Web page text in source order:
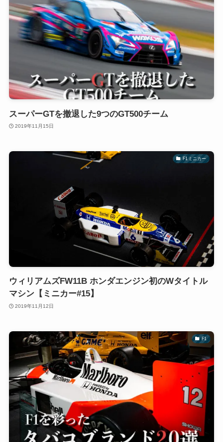
スーパーGTを撤退した9つのGT500チーム
2019年11月15日
F1ミニカー
ウィリアムズFW11B ホンダエンジン初のWタイトル
マシン【ミニカー#15】
2019年11月12日
F1